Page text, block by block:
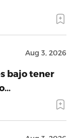
Aug 3, 2026
bajo tener